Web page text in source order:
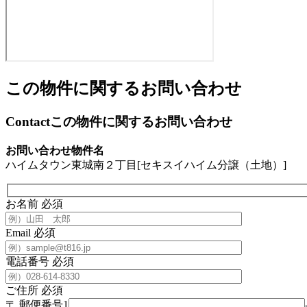
この物件に関するお問い合わせ
Contactこの物件に関するお問い合わせ
お問い合わせ物件名
ハイムタウン東城南２丁目[セキスイハイム分譲（土地）]
お名前 必須
Email 必須
電話番号 必須
ご住所 必須
〒 郵便番号1